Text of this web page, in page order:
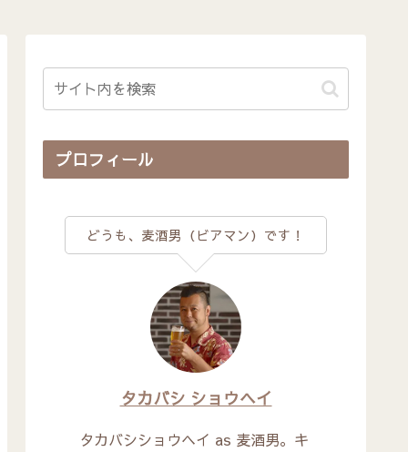
プロフィール
どうも、麦酒男（ビアマン）です！
タカバシ ショウヘイ
タカバシショウヘイ as 麦酒男。キ